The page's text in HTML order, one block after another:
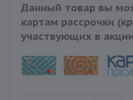
Данный товар вы
картам рассрочки
участвующих в